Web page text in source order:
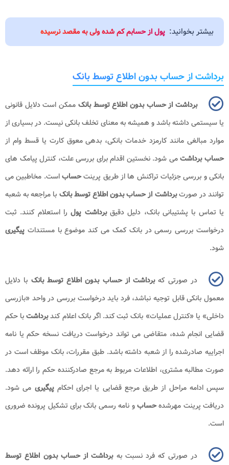
بیشتر بخوانید: پول از حسابم کم شده ولی به مقصد نرسیده
برداشت از حساب بدون اطلاع توسط بانک
برداشت از حساب بدون اطلاع توسط بانک ممکن است دلایل قانونی
یا سیستمی داشته باشد و همیشه به معنای تخلف بانکی نیست. در بسیاری از
موارد مبالغی مانند کارمزد خدمات بانکی، بدهی معوق کارت یا قسط وام از
حساب برداشتمی شود. نخستین اقدام برای بررسی علت، کنترل پیامک های
بانکی و بررسی جزئیات تراکنش ها از طریق پرینتحساباست. مخاطبین می
توانند در صورتبرداشت از حساب بدون اطلاع توسط بانک با مراجعه به شعبه
یا تماس با پشتیبانی بانک، دلیل دقیقبرداشت پول را استعلام کنند. ثبت
درخواست بررسی رسمی در بانک کمک می کند موضوع با مستندات پیگیری
شود.
در صورتی کهبرداشت از حساب بدون اطلاع توسط بانک با دلایل
معمول بانکی قابل توجیه نباشد، فرد باید درخواست بررسی در واحد «بازرسی
داخلی» یا «کنترل عملیات» بانک ثبت کند. اگر بانک اعلام کندبرداشتبا حکم
قضایی انجام شده، متقاضی می تواند درخواست دریافت نسخه حکم یا نامه
اجراییه صادرشده را از شعبه داشته باشد. طبق مقررات، بانک موظف است در
صورت مطالبه مشتری، اطلاعات مربوط به مرجع صادرکننده حکم را ارائه دهد.
سپس ادامه مراحل از طریق مرجع قضایی یا اجرای احکامپیگیری می شود.
دریافت پرینت مهرشدهحسابو نامه رسمی بانک برای تشکیل پرونده ضروری
است.
در صورتی که فرد نسبت بهبرداشت از حساب بدون اطلاع توسط